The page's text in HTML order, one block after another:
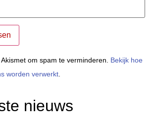
om spam te verminderen. Bekijk hoe
worden verwerkt
nieuws